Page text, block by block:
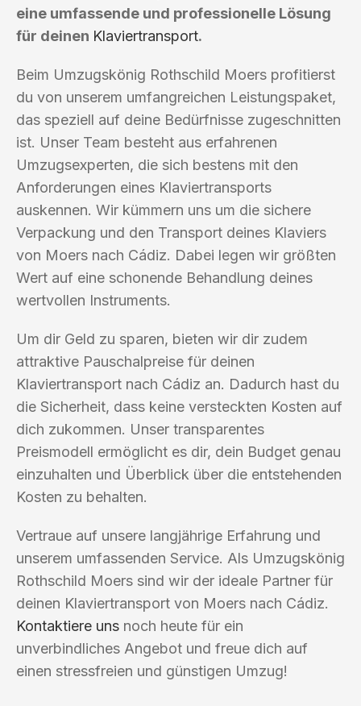
eine umfassende und professionelle Lösung
für deinen Klaviertransport.
Beim Umzugskönig Rothschild Moers profitierst
du von unserem umfangreichen Leistungspaket,
das speziell auf deine Bedürfnisse zugeschnitten
ist. Unser Team besteht aus erfahrenen
Umzugsexperten, die sich bestens mit den
Anforderungen eines Klaviertransports
auskennen. Wir kümmern uns um die sichere
Verpackung und den Transport deines Klaviers
von Moers nach Cádiz. Dabei legen wir größten
Wert auf eine schonende Behandlung deines
wertvollen Instruments.
Um dir Geld zu sparen, bieten wir dir zudem
attraktive Pauschalpreise für deinen
Klaviertransport nach Cádiz an. Dadurch hast du
die Sicherheit, dass keine versteckten Kosten auf
dich zukommen. Unser transparentes
Preismodell ermöglicht es dir, dein Budget genau
einzuhalten und Überblick über die entstehenden
Kosten zu behalten.
Vertraue auf unsere langjährige Erfahrung und
unserem umfassenden Service. Als Umzugskönig
Rothschild Moers sind wir der ideale Partner für
deinen Klaviertransport von Moers nach Cádiz.
Kontaktiere uns noch heute für ein
unverbindliches Angebot und freue dich auf
einen stressfreien und günstigen Umzug!